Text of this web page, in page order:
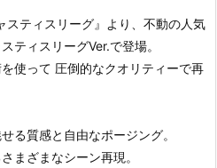
スティスリーグ』より、不動の人気
ティスリーグVer.で登場。
使って 圧倒的なクオリティーで再
る質感と自由なポージング。
まざまなシーン再現。